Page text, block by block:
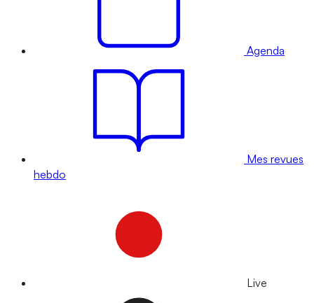
Agenda
Mes revues
hebdo
Live